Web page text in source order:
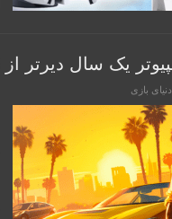
دنیای بازی